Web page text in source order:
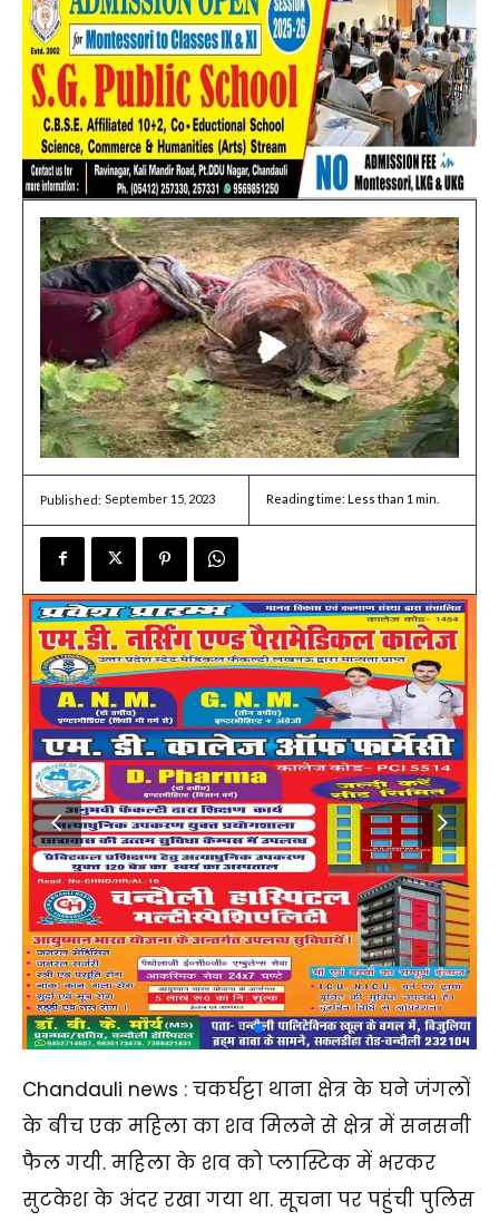
Published: September 15, 2023 Reading time: Less than 1 min.
Chandauli news : चकर्घट्टा थाना क्षेत्र के घने जंगलों
के बीच एक महिला का शव मिलने से क्षेत्र में सनसनी
फैल गयी. महिला के शव को प्लास्टिक में भरकर
सुटकेश के अंदर रखा गया था. सूचना पर पहुंची पुलिस